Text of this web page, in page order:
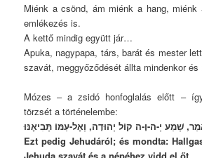
Miénk a csönd, ám miénk a hang,
emlékezés is.
A kettő mindig együtt jár…
Apuka, nagypapa, társ, barát és mester
szavát, meggyőződését állta mindenkor és
Mózes – a zsidó honfoglalás előtt –
törzsét a történelembe:
שְׁמַע יְ-ה-וָ-ה קוֹל יְהוּדָה, וְאֶל-עַמּוֹ תְּבִיאֶנּוּ
Ezt pedig Jehudáról; és mondta: